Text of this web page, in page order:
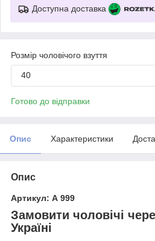
Доступна доставка
Розмір чоловічого взуття
40
Готово до відправки
Опис Характеристики
Опис
Артикул: А 999
Замовити чоловічі
Україні